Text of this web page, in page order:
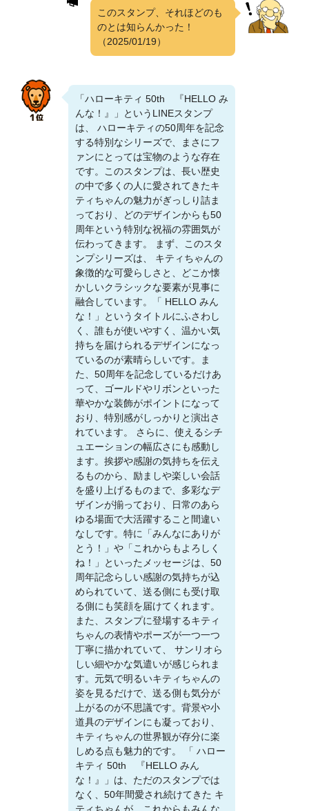
このスタンプ、それほどのも
のとは知らんかった！
（2025/01/19）
「ハローキティ 50th 『HELLO み
んな！』」というLINEスタンプ
は、 ハローキティの50周年を記念
する特別なシリーズで、まさにフ
ァンにとっては宝物のような存在
です。このスタンプは、長い歴史
の中で多くの人に愛されてきたキ
ティちゃんの魅力がぎっしり詰ま
っており、どのデザインからも50
周年という特別な祝福の雰囲気が
伝わってきます。 まず、このスタ
ンプシリーズは、 キティちゃんの
象徴的な可愛らしさと、どこか懐
かしいクラシックな要素が見事に
融合しています。「 HELLO みん
な！」というタイトルにふさわし
く、誰もが使いやすく、温かい気
持ちを届けられるデザインになっ
ているのが素晴らしいです。ま
た、50周年を記念しているだけあ
って、ゴールドやリボンといった
華やかな装飾がポイントになって
おり、特別感がしっかりと演出さ
れています。 さらに、使えるシチ
ュエーションの幅広さにも感動し
ます。挨拶や感謝の気持ちを伝え
るものから、励ましや楽しい会話
を盛り上げるものまで、多彩なデ
ザインが揃っており、日常のあら
ゆる場面で大活躍すること間違い
なしです。特に「みんなにありが
とう！」や「これからもよろしく
ね！」といったメッセージは、50
周年記念らしい感謝の気持ちが込
められていて、送る側にも受け取
る側にも笑顔を届けてくれます。
また、スタンプに登場するキティ
ちゃんの表情やポーズが一つ一つ
丁寧に描かれていて、 サンリオら
しい細やかな気遣いが感じられま
す。元気で明るいキティちゃんの
姿を見るだけで、送る側も気分が
上がるのが不思議です。背景や小
道具のデザインにも凝っており、
キティちゃんの世界観が存分に楽
しめる点も魅力的です。 「 ハロー
キティ 50th 『HELLO みん
な！』」は、ただのスタンプでは
なく、50年間愛され続けてきた キ